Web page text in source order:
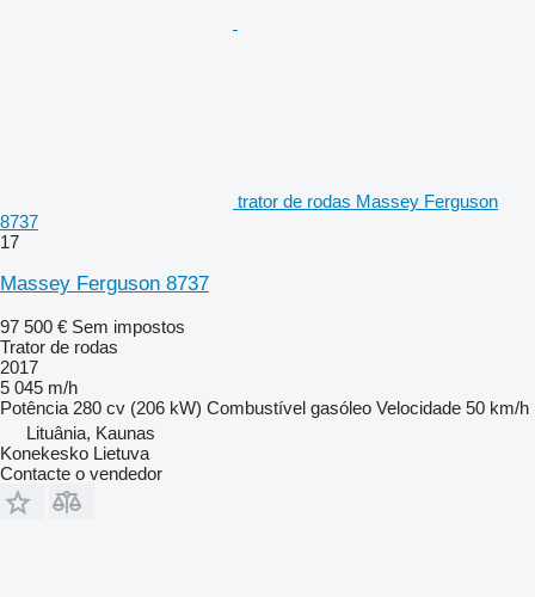
trator de rodas Massey Ferguson
8737
17
Massey Ferguson 8737
97 500 € Sem impostos
Trator de rodas
2017
5 045 m/h
Potência 280 cv (206 kW) Combustível gasóleo Velocidade 50 km/h
Lituânia, Kaunas
Konekesko Lietuva
Contacte o vendedor